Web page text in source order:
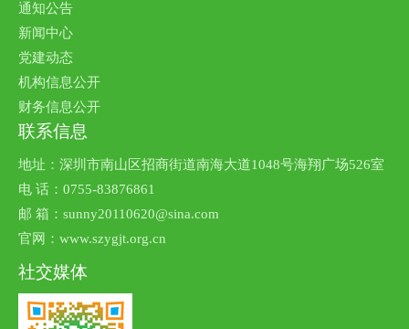
通知公告
新闻中心
党建动态
机构信息公开
财务信息公开
联系信息
地址：深圳市南山区招商街道南海大道1048号海翔广场526室
电 话：0755-83876861
邮 箱：sunny20110620@sina.com
官网：www.szygjt.org.cn
社交媒体